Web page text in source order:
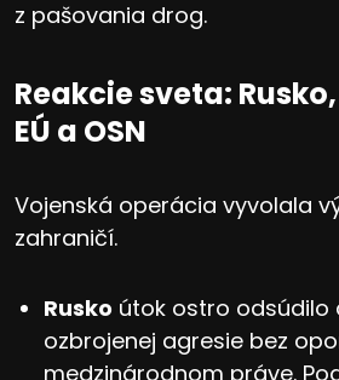
z pašovania drog.
Reakcie sveta:
EÚ a OSN
Vojenská operácia vyvolala
zahraničí.
Rusko útok ostro odsúdilo
ozbrojenej agresie bez
medzinárodnom práve.